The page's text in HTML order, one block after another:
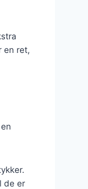
en ret,
de er